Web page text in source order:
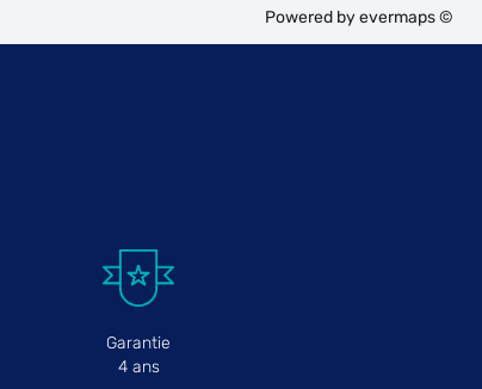
Powered byevermaps ©
Garantie
4 ans